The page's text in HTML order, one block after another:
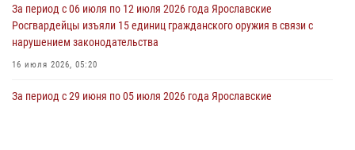
За период с 06 июля по 12 июля 2026 года Ярославские
Росгвардейцы изъяли 15 единиц гражданского оружия в связи с
нарушением законодательства
16 июля 2026, 05:20
За период с 29 июня по 05 июля 2026 года Ярославские